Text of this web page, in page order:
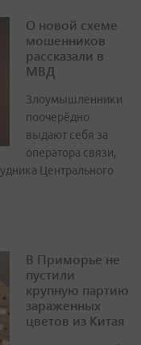
О новой схеме
мошенников
рассказали в
МВД
Злоумышленники
поочерёдно
выдают себя за
оператора связи,
Центрального
В Приморье не
пустили
крупную партию
зараженных
цветов из Китая